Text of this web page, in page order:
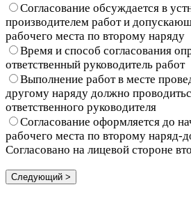
Согласование обсуждается в
производителем работ и
рабочего места по второму наряду
Время и способ согласования
ответственный руководитель работ
Выполнение работ в месте
другому наряду должно
ответственного руководителя
Согласование оформляется до
рабочего места по второму наряд-
Согласовано на лицевой стороне